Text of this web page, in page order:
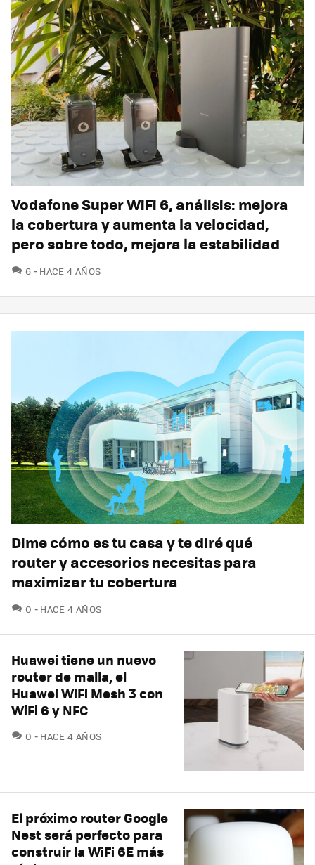
Vodafone Super WiFi 6, análisis: mejora
la cobertura y aumenta la velocidad,
pero sobre todo, mejora la estabilidad
6 COMENTARIOS
HACE 4 AÑOS
Dime cómo es tu casa y te diré qué
router y accesorios necesitas para
maximizar tu cobertura
0 COMENTARIOS
HACE 4 AÑOS
Huawei tiene un nuevo
router de malla, el
Huawei WiFi Mesh 3 con
WiFi 6 y NFC
0 COMENTARIOS
HACE 4 AÑOS
El próximo router Google
Nest será perfecto para
construír la WiFi 6E más